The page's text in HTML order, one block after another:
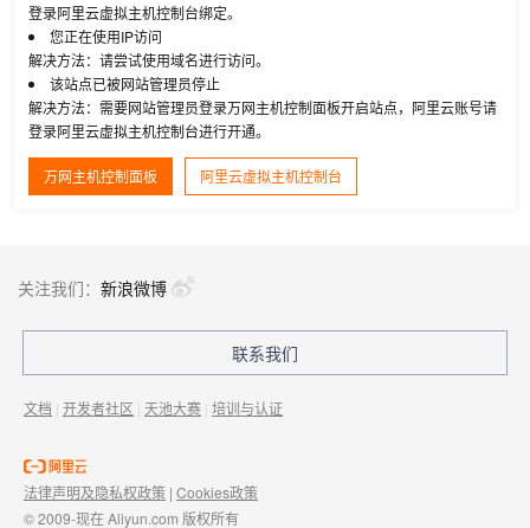
登录阿里云虚拟主机控制台绑定。
您正在使用IP访问
解决方法：请尝试使用域名进行访问。
该站点已被网站管理员停止
解决方法：需要网站管理员登录万网主机控制面板开启站点，阿里云账号请
登录阿里云虚拟主机控制台进行开通。
万网主机控制面板 阿里云虚拟主机控制台